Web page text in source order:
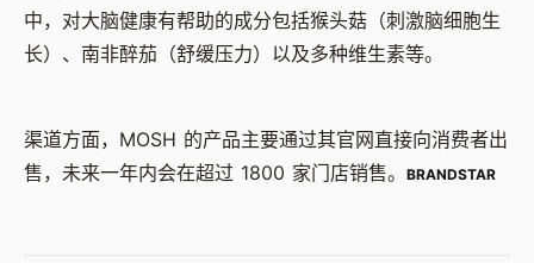
中，对大脑健康有帮助的成分包括猴头菇（刺激脑细胞生
长）、南非醉茄（舒缓压力）以及多种维生素等。
渠道方面，MOSH 的产品主要通过其官网直接向消费者出
售，未来一年内会在超过 1800 家门店销售。
BRANDSTAR